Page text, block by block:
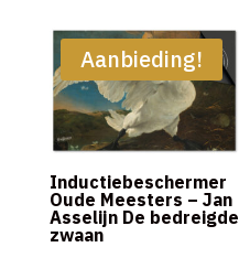
€54,95
Aanbieding!
Inductiebeschermer
Oude Meesters – Jan
Asselijn De bedreigde
zwaan